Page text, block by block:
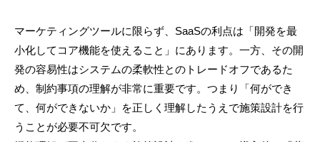
マーケティングツールに限らず、SaaSの利点は「開発を最
小化してコア機能を使えること」にあります。一方、その開
発の容易性はシステムの柔軟性とのトレードオフであるた
め、制約事項の理解が非常に重要です。つまり「何ができ
て、何ができないか」を正しく理解したうえで施策設計を行
うことが必要不可欠です。